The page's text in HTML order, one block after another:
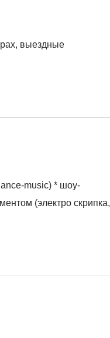
выездные
music) * шоу-
(электро скрипка,